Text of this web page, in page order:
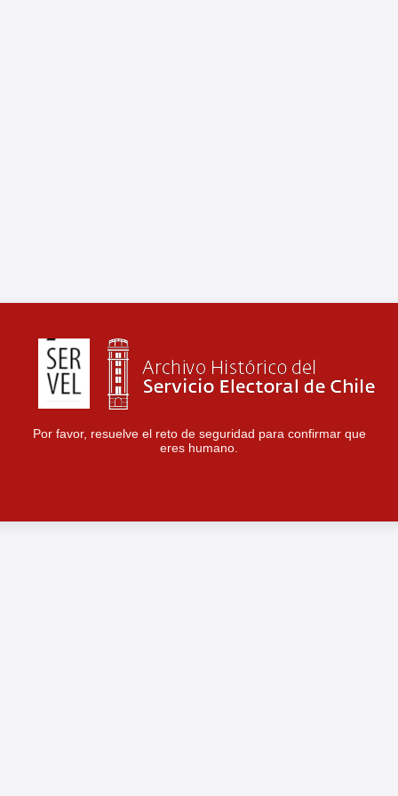
Por favor, resuelve el reto de seguridad para confirmar que
eres humano.